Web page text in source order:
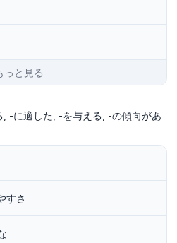
っと見る
-に適した -を与える
-の傾向があ
すさ